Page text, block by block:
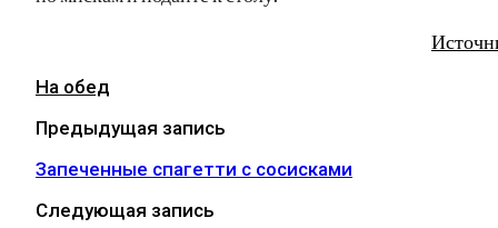
На обед
Предыдущая запись
Запеченные спагетти с сосисками
Следующая запись